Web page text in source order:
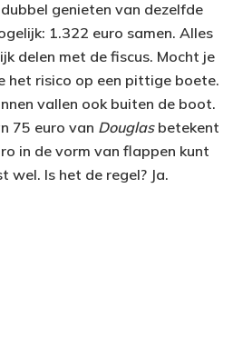
genieten van dezelfde
1.322 euro samen. Alles
delen met de fiscus. Mocht je
het risico op een pittige boete.
vallen ook buiten de boot.
75 euro van Douglasbetekent
in de vorm van flappen kunt
wel. Is het de regel? Ja.